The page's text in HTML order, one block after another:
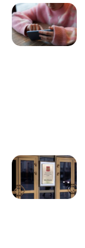
И
И
-
н
г
д